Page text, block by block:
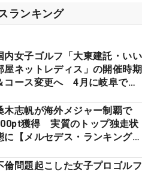
ランキング
内女子ゴルフ「大東建託・いい
屋ネットレディス」の開催時期
コース変更へ 4月に岐阜で開
木志帆が海外メジャー制覇で
獲得 実質のトップ独走状
に【メルセデス・ランキング番
倫問題起こした女子プロゴルフ